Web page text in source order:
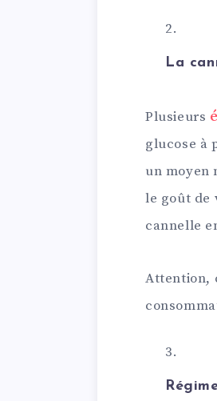
La
Plusieurs
glucose à
un moyen
le goût de
cannelle
Attention,